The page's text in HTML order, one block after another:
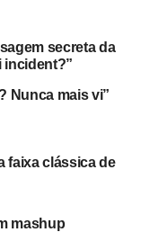
secreta da
incident?”
Nunca mais vi”
faixa clássica de
mashup